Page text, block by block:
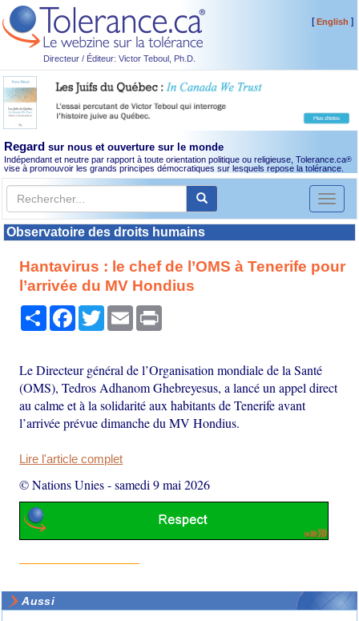
Directeur / Éditeur: Victor Teboul, Ph.D.
[English ]
Regard sur nous et ouverture sur le monde
Indépendant et neutre par rapport à toute orientation politique ou religieuse, Tolerance.ca®
vise à promouvoir les grands principes démocratiques sur lesquels repose la tolérance.
Toggle
Observatoire des droits humains
Hantavirus : le chef de l’OMS à Tenerife pour
l’arrivée du MV Hondius
PartagerFacebook
TwitterEmail
Le Directeur général de l’Organisation mondiale de la Santé
(OMS), Tedros Adhanom Ghebreyesus, a lancé un appel direct
au calme et à la solidarité aux habitants de Tenerife avant
l’arrivée prévue dimanche du MV Hondius.
Lire l'article complet
© Nations Unies-samedi 9 mai 2026
Aussi